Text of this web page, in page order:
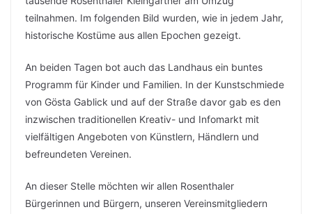
teilnahmen. Im folgenden Bild wurden, wie in jedem Jahr,
historische Kostüme aus allen Epochen gezeigt.
An beiden Tagen bot auch das Landhaus ein buntes
Programm für Kinder und Familien. In der Kunstschmiede
von Gösta Gablick und auf der Straße davor gab es den
inzwischen traditionellen Kreativ- und Infomarkt mit
vielfältigen Angeboten von Künstlern, Händlern und
befreundeten Vereinen.
An dieser Stelle möchten wir allen Rosenthaler
Bürgerinnen und Bürgern, unseren Vereinsmitgliedern